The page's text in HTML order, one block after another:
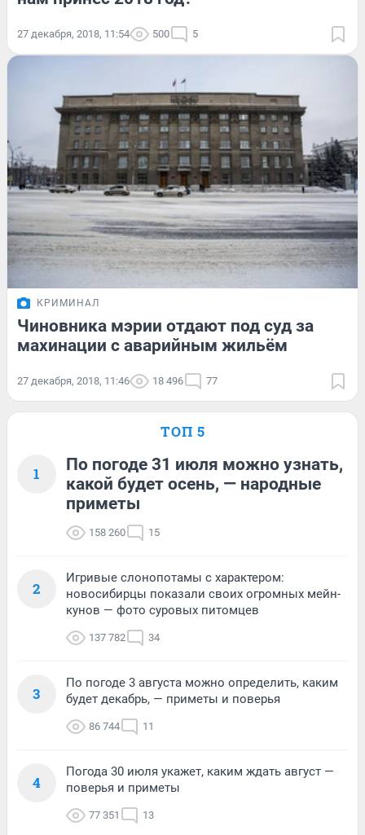
27 декабря, 2018, 11:54 500 5
КРИМИНАЛ
Чиновника мэрии отдают под суд за
махинации с аварийным жильём
27 декабря, 2018, 11:46 18 496 77
ТОП 5
1
По погоде 31 июля можно узнать,
какой будет осень, — народные
приметы
158 260 15
2
Игривые слонопотамы с характером:
новосибирцы показали своих огромных мейн-
кунов — фото суровых питомцев
137 782 34
3
По погоде 3 августа можно определить, каким
будет декабрь, — приметы и поверья
86 744 11
4
Погода 30 июля укажет, каким ждать август —
поверья и приметы
77 351 13